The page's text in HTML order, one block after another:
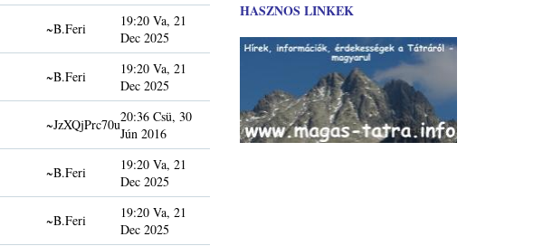
~B.Feri
19:20 Va, 21
Dec 2025
~B.Feri
19:20 Va, 21
Dec 2025
~JzXQjPrc70u20:36 Csü, 30
Jún 2016
~B.Feri
19:20 Va, 21
Dec 2025
~B.Feri
19:20 Va, 21
Dec 2025
HASZNOS LINKEK